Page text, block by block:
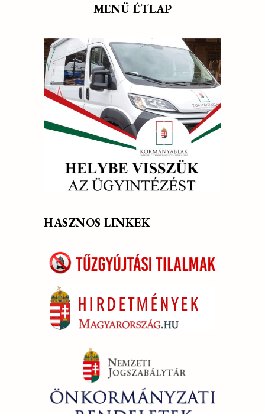
MENÜ ÉTLAP
HASZNOS LINKEK